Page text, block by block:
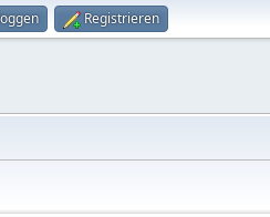
Registrieren